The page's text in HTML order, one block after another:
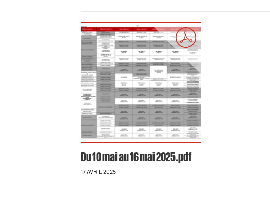
Du 10 mai au 16 mai 2025.pdf
17 AVRIL 2025